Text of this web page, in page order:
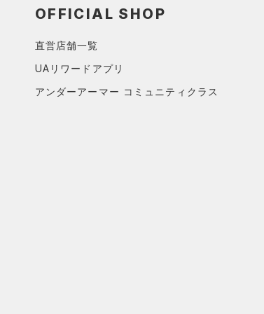
OFFICIAL SHOP
直営店舗一覧
UAリワードアプリ
アンダーアーマー コミュニティクラス